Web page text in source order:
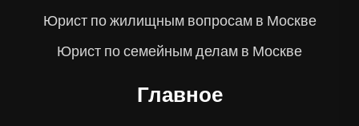
Юрист по жилищным вопросам в Москве
Юрист по семейным делам в Москве
Главное